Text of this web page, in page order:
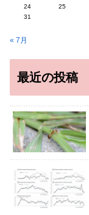
24
25
31
« 7月
最近の投稿